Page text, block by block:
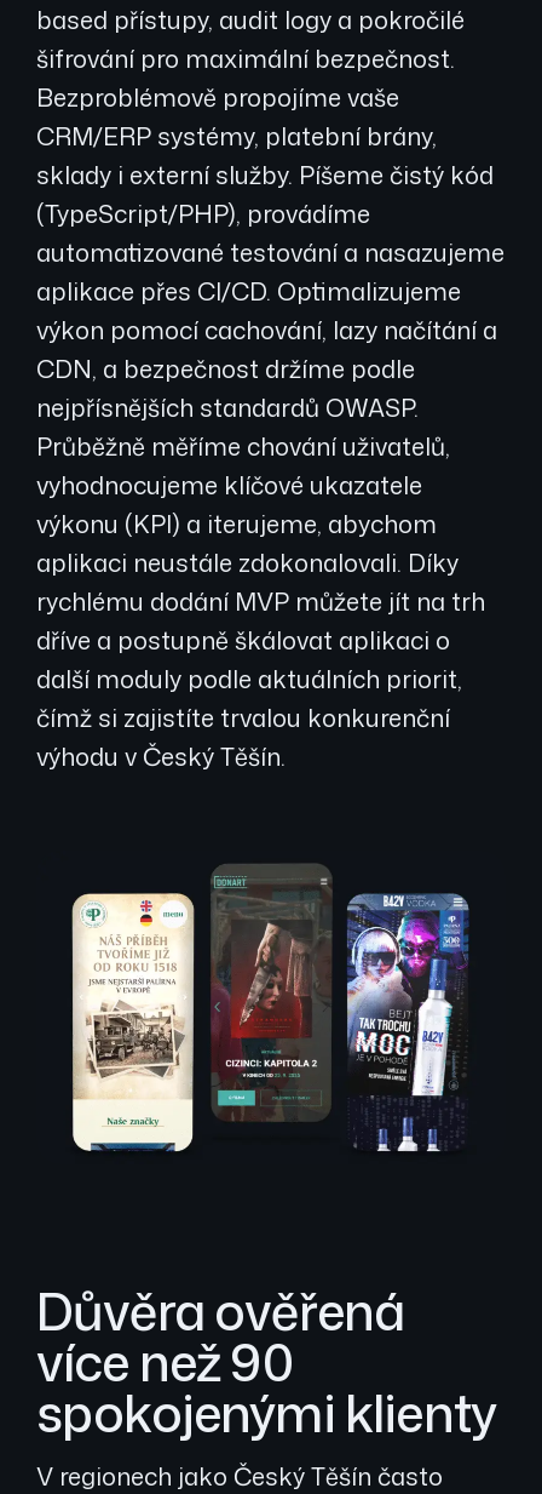
based přístupy, audit logy a pokročilé
šifrování pro maximální bezpečnost.
Bezproblémově propojíme vaše
CRM/ERP systémy, platební brány,
sklady i externí služby. Píšeme čistý kód
(TypeScript/PHP), provádíme
automatizované testování a nasazujeme
aplikace přes CI/CD. Optimalizujeme
výkon pomocí cachování, lazy načítání a
CDN, a bezpečnost držíme podle
nejpřísnějších standardů OWASP.
Průběžně měříme chování uživatelů,
vyhodnocujeme klíčové ukazatele
výkonu (KPI) a iterujeme, abychom
aplikaci neustále zdokonalovali. Díky
rychlému dodání MVP můžete jít na trh
dříve a postupně škálovat aplikaci o
další moduly podle aktuálních priorit,
čímž si zajistíte trvalou konkurenční
výhodu v Český Těšín.
Důvěra ověřená
více než 90
spokojenými klienty
V regionech jako Český Těšín často